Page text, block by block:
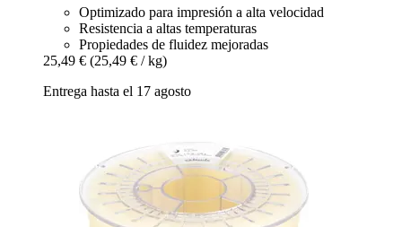
Optimizado para impresión a alta velocidad
Resistencia a altas temperaturas
Propiedades de fluidez mejoradas
25,49 € (25,49 € / kg)
Entrega hasta el 17 agosto